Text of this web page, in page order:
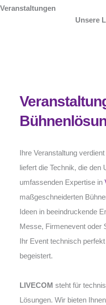
Veranstaltungen
Unsere
Ihre Veranstaltung
liefert die Technik, die
umfassenden Expertise in
maßgeschneiderten
Ideen in beeindruckende
Messe, Firmenevent oder
Ihr Event technisch
begeistert.
LIVECOM steht für
Lösungen. Wir bieten